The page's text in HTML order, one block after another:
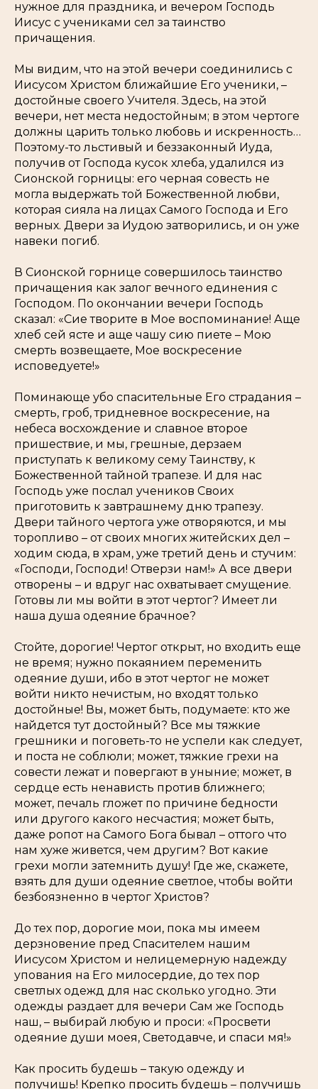
нужное для праздника, и вечером Господь
Иисус с учениками сел за таинство
причащения.
Мы видим, что на этой вечери соединились с
Иисусом Христом ближайшие Его ученики, –
достойные своего Учителя. Здесь, на этой
вечери, нет места недостойным; в этом чертоге
должны царить только любовь и искренность…
Поэтому-то льстивый и беззаконный Иуда,
получив от Господа кусок хлеба, удалился из
Сионской горницы: его черная совесть не
могла выдержать той Божественной любви,
которая сияла на лицах Самого Господа и Его
верных. Двери за Иудою затворились, и он уже
навеки погиб.
В Сионской горнице совершилось таинство
причащения как залог вечного единения с
Господом. По окончании вечери Господь
сказал: «Сие творите в Мое воспоминание! Аще
хлеб сей ясте и аще чашу сию пиете – Мою
смерть возвещаете, Мое воскресение
исповедуете!»
Поминающе убо спасительные Его страдания –
смерть, гроб, тридневное воскресение, на
небеса восхождение и славное второе
пришествие, и мы, грешные, дерзаем
приступать к великому сему Таинству, к
Божественной тайной трапезе. И для нас
Господь уже послал учеников Своих
приготовить к завтрашнему дню трапезу.
Двери тайного чертога уже отворяются, и мы
торопливо – от своих многих житейских дел –
ходим сюда, в храм, уже третий день и стучим:
«Господи, Господи! Отверзи нам!» А все двери
отворены – и вдруг нас охватывает смущение.
Готовы ли мы войти в этот чертог? Имеет ли
наша душа одеяние брачное?
Стойте, дорогие! Чертог открыт, но входить еще
не время; нужно покаянием переменить
одеяние души, ибо в этот чертог не может
войти никто нечистым, но входят только
достойные! Вы, может быть, подумаете: кто же
найдется тут достойный? Все мы тяжкие
грешники и поговеть-то не успели как следует,
и поста не соблюли; может, тяжкие грехи на
совести лежат и повергают в уныние; может, в
сердце есть ненависть против ближнего;
может, печаль гложет по причине бедности
или другого какого несчастия; может быть,
даже ропот на Самого Бога бывал – оттого что
нам хуже живется, чем другим? Вот какие
грехи могли затемнить душу! Где же, скажете,
взять для души одеяние светлое, чтобы войти
безбоязненно в чертог Христов?
До тех пор, дорогие мои, пока мы имеем
дерзновение пред Спасителем нашим
Иисусом Христом и нелицемерную надежду
упования на Его милосердие, до тех пор
светлых одежд для нас сколько угодно. Эти
одежды раздает для вечери Сам же Господь
наш, – выбирай любую и проси: «Просвети
одеяние души моея, Светодавче, и спаси мя!»
Как просить будешь – такую одежду и
получишь! Крепко просить будешь – получишь